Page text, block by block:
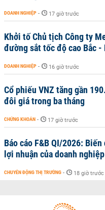
DOANH NGHIỆP - 17 giờ trước
Khởi tố Chủ tịch Công ty
đường sắt tốc độ cao Bắc -
DOANH NGHIỆP - 16 giờ trước
Cổ phiếu VNZ tăng gần
đôi giá trong ba tháng
CHỨNG KHOÁN - 17 giờ trước
Báo cáo F&B QI/2026:
lợi nhuận của doanh nghiệp
CHUYỂN ĐỘNG THỊ TRƯỜNG - 18 giờ trước